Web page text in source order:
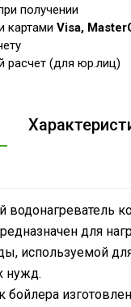
получении
картами Visa,
расчет (для юр.лиц)
водонагреватель
для
используемой
нужд.
бойлера изготовлен